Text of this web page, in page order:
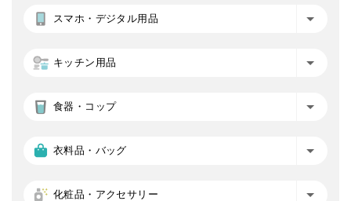
スマホ・デジタル用品
キッチン用品
食器・コップ
衣料品・バッグ
化粧品・アクセサリー